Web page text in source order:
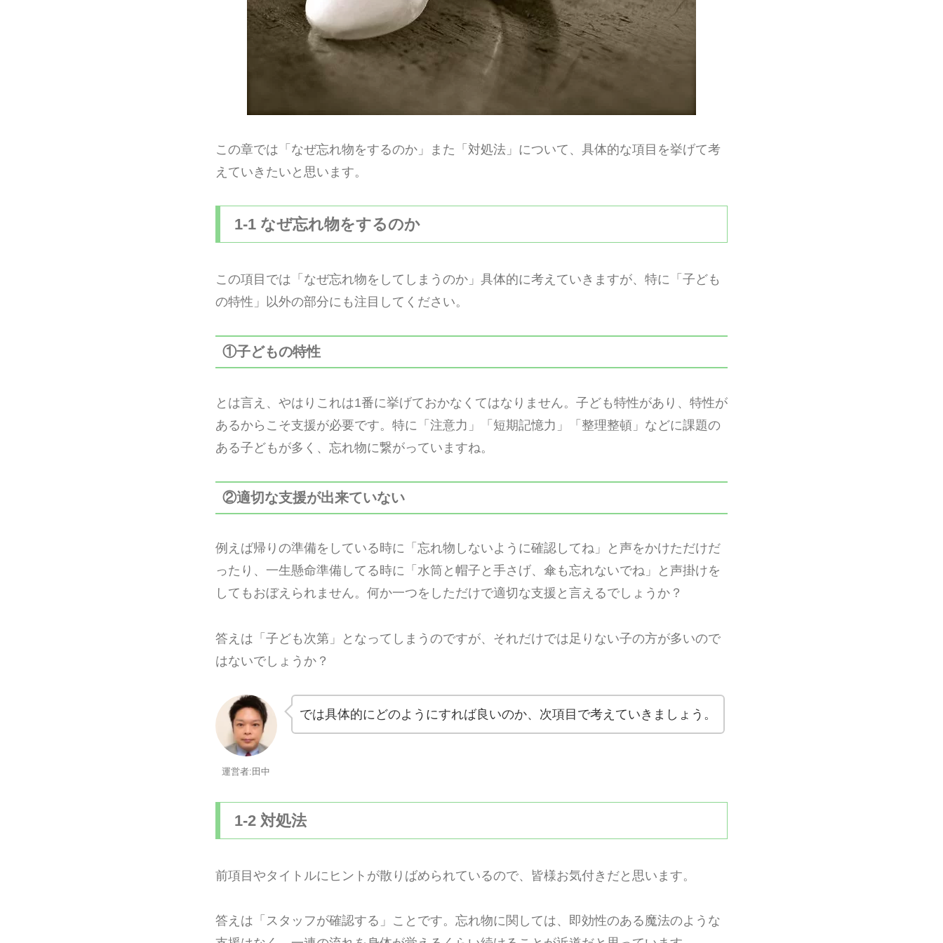
この章では「なぜ忘れ物をするのか」また「対処法」について、具体的な項目を挙げて考
えていきたいと思います。
1-1 なぜ忘れ物をするのか
この項目では「なぜ忘れ物をしてしまうのか」具体的に考えていきますが、特に「子ども
の特性」以外の部分にも注目してください。
①子どもの特性
とは言え、やはりこれは1番に挙げておかなくてはなりません。子ども特性があり、特性が
あるからこそ支援が必要です。特に「注意力」「短期記憶力」「整理整頓」などに課題の
ある子どもが多く、忘れ物に繋がっていますね。
②適切な支援が出来ていない
例えば帰りの準備をしている時に「忘れ物しないように確認してね」と声をかけただけだ
ったり、一生懸命準備してる時に「水筒と帽子と手さげ、傘も忘れないでね」と声掛けを
してもおぼえられません。何か一つをしただけで適切な支援と言えるでしょうか？
答えは「子ども次第」となってしまうのですが、それだけでは足りない子の方が多いので
はないでしょうか？
運営者:田中
では具体的にどのようにすれば良いのか、次項目で考えていきましょう。
1-2 対処法
前項目やタイトルにヒントが散りばめられているので、皆様お気付きだと思います。
答えは「スタッフが確認する」ことです。忘れ物に関しては、即効性のある魔法のような